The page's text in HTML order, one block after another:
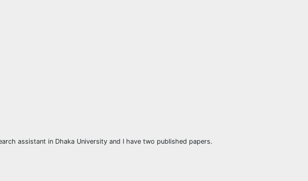
assistant in Dhaka University and I have two published papers.